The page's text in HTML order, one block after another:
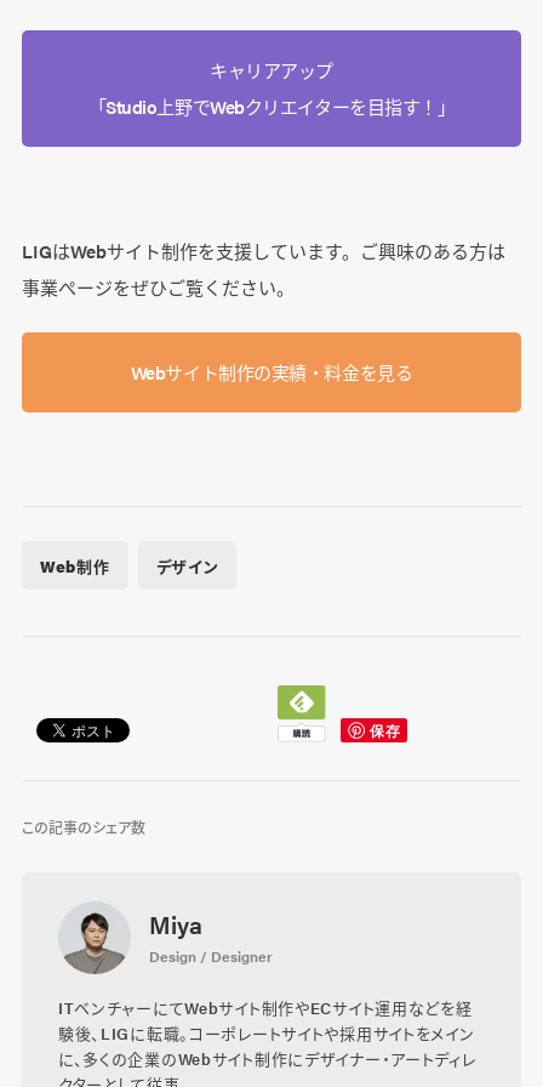
キャリアアップ
「Studio上野でWebクリエイターを目指す！」
LIGはWebサイト制作を支援しています。ご興味のある方は
事業ぺージをぜひご覧ください。
Webサイト制作の実績・料金を見る
Web制作 デザイン
この記事のシェア数
Miya
Design / Designer
ITベンチャーにてWebサイト制作やECサイト運用などを経
験後、LIGに転職。コーポレートサイトや採用サイトをメイン
に、多くの企業のWebサイト制作にデザイナー・アートディレ